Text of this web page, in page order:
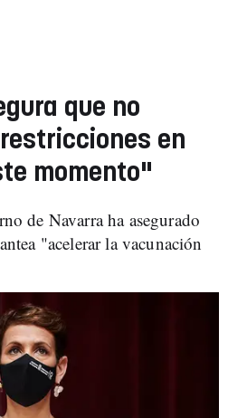
que no
en
momento"
de Navarra ha asegurado
"acelerar la vacunación